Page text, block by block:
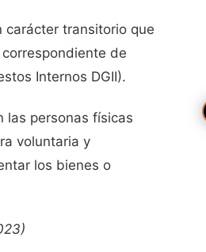
carácter transitorio que
de
Internos DGII).
las personas físicas
voluntaria y
los bienes o